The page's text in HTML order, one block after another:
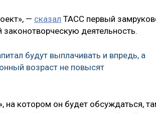
— сказал ТАСС первый
деятельность.
будут выплачивать и впредь, а
возраст не повысят
на котором он будет обсуждаться,